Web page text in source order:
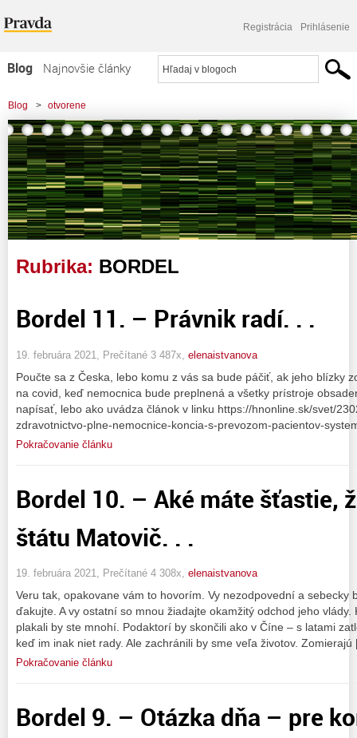
Registrácia Prihlásenie
Blog
Najnovšie články
Najčítanejšie články
Najkomentovanejšie články
Zoznam blogov
Komerčné blogy
Blog > otvorene
Rubrika: BORDEL
Bordel 11. – Právnik radí. . .
19. februára 2021, Prečítané 3 487x, elenaistvanova
Poučte sa z Česka, lebo komu z vás sa bude páčiť, ak jeho blízky
na covid, keď nemocnica bude preplnená a všetky prístroje
napísať, lebo ako uvádza článok v linku https://hnonline.sk/svet/
zdravotnictvo-plne-nemocnice-koncia-s-prevozom-pacientov-
Pokračovanie článku
Bordel 10. – Aké máte šťastie,
štátu Matovič. . .
19. februára 2021, Prečítané 4 308x, elenaistvanova
Veru tak, opakovane vám to hovorím. Vy nezodpovední a sebecky
ďakujte. A vy ostatní so mnou žiadajte okamžitý odchod jeho
plakali by ste mnohí. Podaktorí by skončili ako v Číne – s latami
keď im inak niet rady. Ale zachránili by sme veľa životov.
Pokračovanie článku
Bordel 9. – Otázka dňa – pre